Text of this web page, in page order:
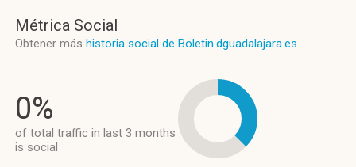
Métrica Social
Obtener más historia social de Boletin.dguadalajara.es
0%
of total traffic in last 3 months
is social